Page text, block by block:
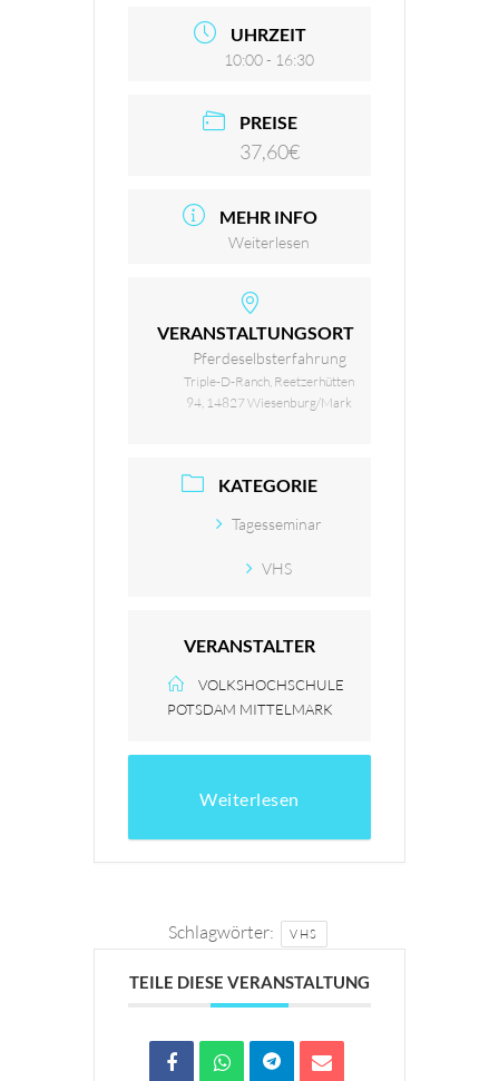
UHRZEIT
10:00 - 16:30
PREISE
37,60€
MEHR INFO
Weiterlesen
VERANSTALTUNGSORT
Pferdeselbsterfahrung
Triple-D-Ranch, Reetzerhütten
94, 14827 Wiesenburg/Mark
KATEGORIE
Tagesseminar
VHS
VERANSTALTER
VOLKSHOCHSCHULE
POTSDAM MITTELMARK
Weiterlesen
Schlagwörter: VHS
TEILE DIESE VERANSTALTUNG